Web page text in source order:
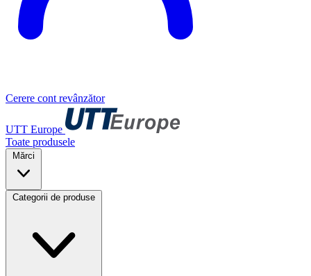
Cerere cont revânzător
UTT Europe
Toate produsele
Mărci
Categorii de produse